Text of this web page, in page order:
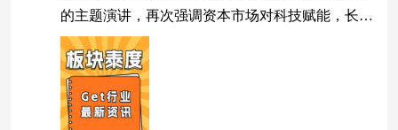
的主题演讲，再次强调资本市场对科技赋能，长钱
兑现与资产回流共塑A股新生态。中长期维度，在
政策环境呵护下，叠加国内经济修复韧性，人民币
资产全球吸引力提升，A股慢牛长牛趋势不改，向
下波动或是逢低布局时机。建议$国泰中证A500ET